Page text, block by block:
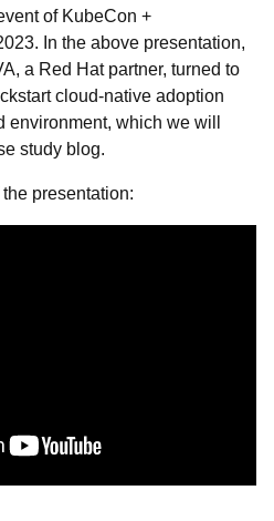
of KubeCon +
In the above presentation,
a Red Hat partner, turned to
cloud-native adoption
which we will
study blog.
presentation: